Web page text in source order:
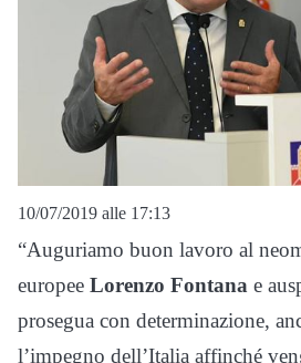
10/07/2019 alle 17:13
“Auguriamo buon lavoro al
europee Lorenzo Fontana e
prosegua con determinazione,
l’impegno dell’Italia affinché